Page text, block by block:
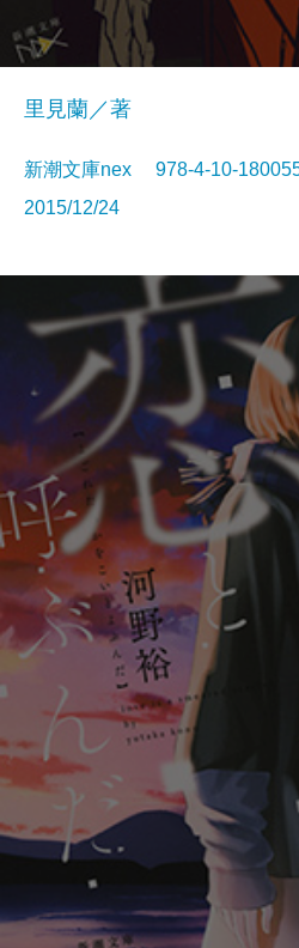
里見蘭／著
新潮文庫nex 978-4-10-
2015/12/24